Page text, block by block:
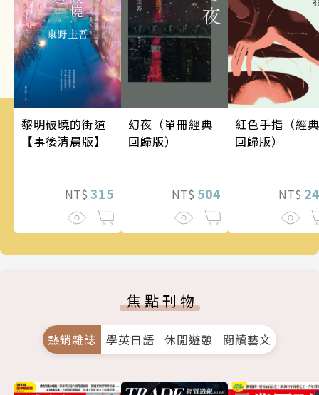
黎明破曉的街道
【事後清晨版】
NT$ 315
幻夜（單冊經典
回歸版）
NT$ 504
紅色手指（經典
回歸版）
NT$
焦點刊物
熱銷雜誌 學英日語 休閒遊憩 閱讀藝文